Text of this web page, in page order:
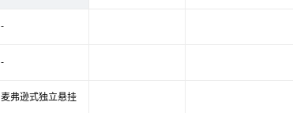
-
-
麦弗逊式独立悬挂